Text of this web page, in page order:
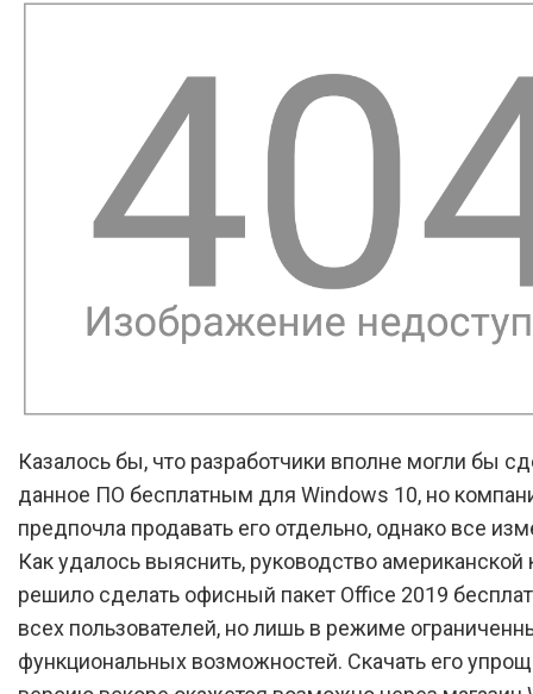
Казалось бы, что разработчики вполне могли бы
данное ПО бесплатным для Windows 10, но
предпочла продавать его отдельно, однако все
Как удалось выяснить, руководство американской
решило сделать офисный пакет Office 2019
всех пользователей, но лишь в режиме
функциональных возможностей. Скачать его